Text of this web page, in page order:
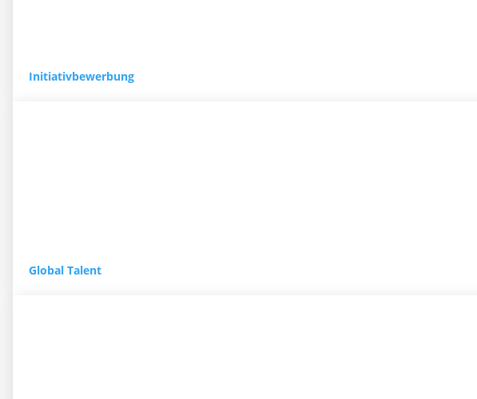
Initiativbewerbung
Global Talent